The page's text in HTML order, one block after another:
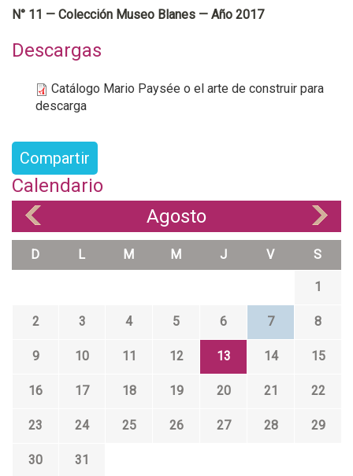
N° 11 — Colección Museo Blanes — Año 2017
Descargas
Catálogo Mario Paysée o el arte de construir para
descarga
Compartir
Calendario
Agosto
D L M M J V S
1
2 3 4 5 6 7 8
9 10 11 12 13 14 15
16 17 18 19 20 21 22
23 24 25 26 27 28 29
30
31